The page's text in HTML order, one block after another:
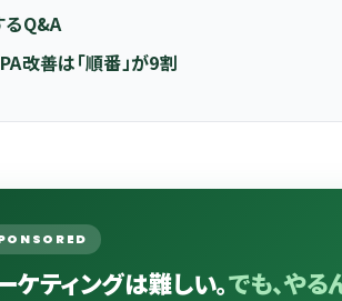
るQ&A
改善は「順番」が9割
ケティングは難しい。でも、やる